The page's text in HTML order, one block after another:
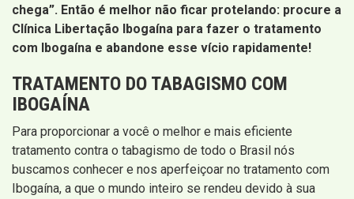
chega”. Então é melhor não ficar protelando: procure a
Clínica Libertação Ibogaína para fazer o tratamento
com Ibogaína e abandone esse vício rapidamente!
TRATAMENTO DO TABAGISMO COM
IBOGAÍNA
Para proporcionar a você o melhor e mais eficiente
tratamento contra o tabagismo de todo o Brasil nós
buscamos conhecer e nos aperfeiçoar no tratamento com
Ibogaína, a que o mundo inteiro se rendeu devido à sua